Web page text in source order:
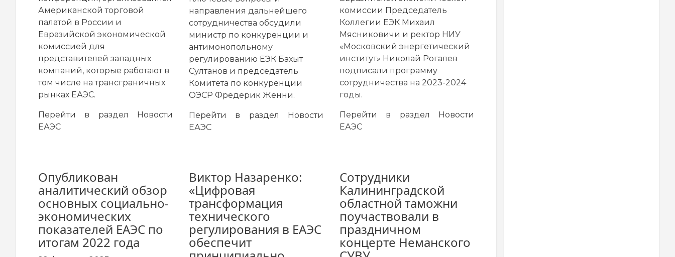
Американской торговой
палатой в России и
Евразийской экономической
комиссией для
представителей западных
компаний, которые работают в
том числе на трансграничных
рынках ЕАЭС.
Перейти в раздел Новости
ЕАЭС
направления дальнейшего
сотрудничества обсудили
министр по конкуренции и
антимонопольному
регулированию ЕЭК Бахыт
Султанов и председатель
Комитета по конкуренции
ОЭСР Фредерик Женни.
Перейти в раздел Новости
ЕАЭС
комиссии Председатель
Коллегии ЕЭК Михаил
Мясниковичи и ректор НИУ
«Московский энергетический
институт» Николай Рогалев
подписали программу
сотрудничества на 2023-2024
годы.
Перейти в раздел Новости
ЕАЭС
Опубликован
аналитический обзор
основных социально-
экономических
показателей ЕАЭС по
итогам 2022 года
Виктор Назаренко:
«Цифровая
трансформация
технического
регулирования в ЕАЭС
обеспечит
Сотрудники
Калининградской
областной таможни
поучаствовали в
праздничном
концерте Неманского